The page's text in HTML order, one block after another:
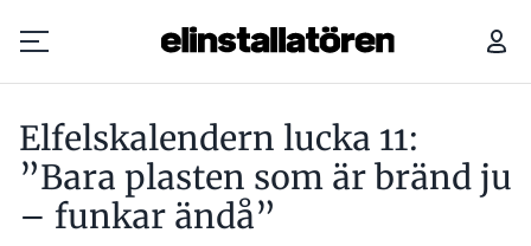
Prenumerera
Hantera prenumeration
Elfelskalendern lucka 11:
”Bara plasten som är bränd ju
– funkar ändå”